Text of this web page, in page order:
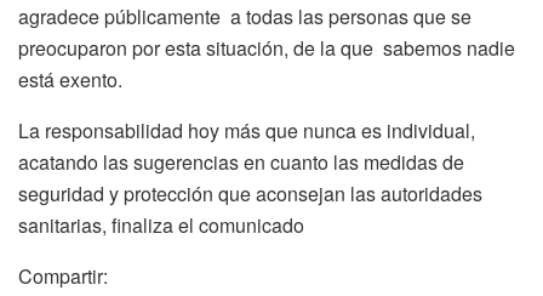
agradece públicamente a todas las personas que se
preocuparon por esta situación, de la que sabemos nadie
está exento.
La responsabilidad hoy más que nunca es individual,
acatando las sugerencias en cuanto las medidas de
seguridad y protección que aconsejan las autoridades
sanitarias, finaliza el comunicado
Compartir: